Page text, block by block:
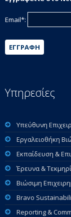
Email*:
ΕΓΓΡΑΦΉ
Υπηρεσίες
Υπεύθυνη
Εργαλειοθήκη
Εκπαίδευση &
Έρευνα &
Βιώσιμη
Bravo
Reporting &